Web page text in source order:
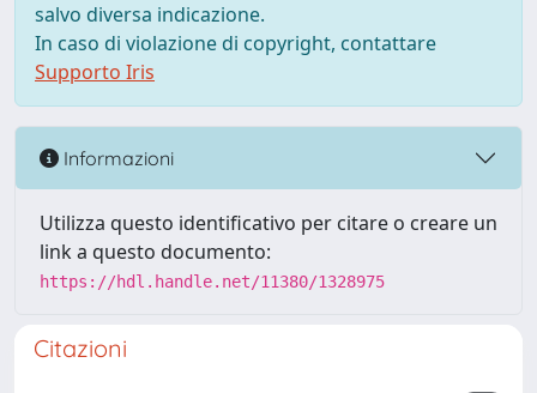
salvo diversa indicazione.
In caso di violazione di copyright, contattare
Supporto Iris
Informazioni
Utilizza questo identificativo per citare o creare un
link a questo documento:
https://hdl.handle.net/11380/1328975
Citazioni